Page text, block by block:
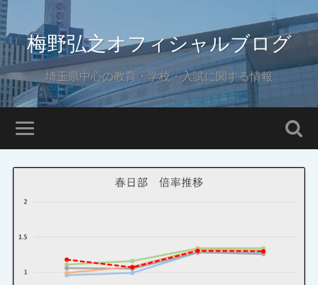
梅野弘之オフィシャルブログ
埼玉県中心の教育・学校・入試に関する情報